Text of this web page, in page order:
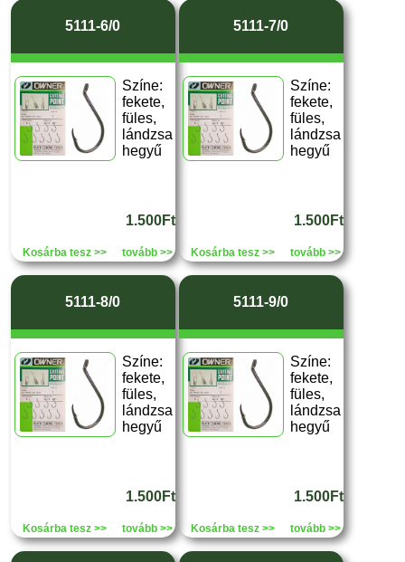
5111-6/0
Színe:
fekete,
füles,
lándzsa
hegyű
1.500Ft
Kosárba tesz >> tovább >>
5111-7/0
Színe:
fekete,
füles,
lándzsa
hegyű
1.500Ft
Kosárba tesz >> tovább >>
5111-8/0
Színe:
fekete,
füles,
lándzsa
hegyű
1.500Ft
Kosárba tesz >> tovább >>
5111-9/0
Színe:
fekete,
füles,
lándzsa
hegyű
1.500Ft
Kosárba tesz >> tovább >>